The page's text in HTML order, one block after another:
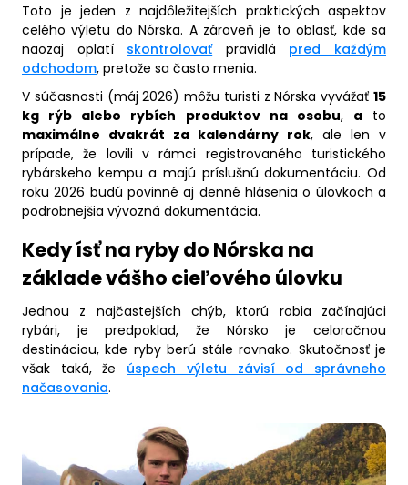
Toto je jeden z najdôležitejších praktických aspektov
celého výletu do Nórska. A zároveň je to oblasť, kde sa
naozaj oplatí skontrolovaťpravidlá pred každým
odchodom, pretože sa často menia.
V súčasnosti (máj 2026) môžu turisti z Nórska vyvážať 15
kg rýb alebo rybích produktov na osobu, ato
maximálne dvakrát za kalendárny rok, ale len v
prípade, že lovili v rámci registrovaného turistického
rybárskeho kempu a majú príslušnú dokumentáciu. Od
roku 2026 budú povinné aj denné hlásenia o úlovkoch a
podrobnejšia vývozná dokumentácia.
Kedy ísť na ryby do Nórska na
základe vášho cieľového úlovku
Jednou z najčastejších chýb, ktorú robia začínajúci
rybári, je predpoklad, že Nórsko je celoročnou
destináciou, kde ryby berú stále rovnako. Skutočnosť je
však taká, že úspech výletu závisí od správneho
načasovania.